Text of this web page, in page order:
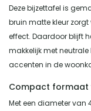
Deze bijzettafel is
bruin matte kleur
effect. Daardoor blijft
makkelijk met
accenten in de
Compact formaat
Met een diameter van